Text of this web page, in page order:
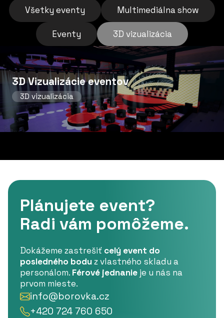
Všetky eventy Multimediálna show
Eventy 3D vizualizácia
3D Vizualizácie eventov
3D vizualizácia
Plánujete event?
Radi vám pomôžeme.
Dokážeme zastrešiť celý event do
posledného boduz vlastného skladu a
personálom. Férové jednanie je u nás na
prvom mieste.
info@borovka.cz
+420 724 760 650